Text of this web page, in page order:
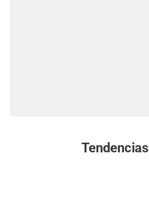
Tendencias